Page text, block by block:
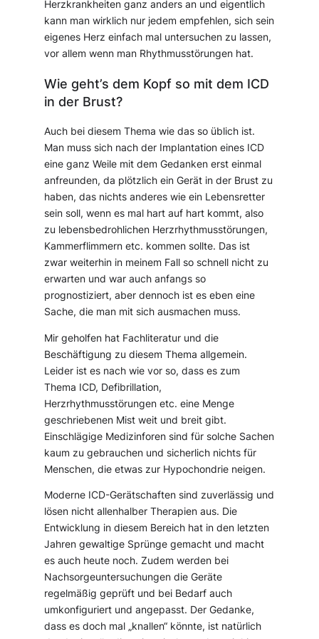
Herzkrankheiten ganz anders an und eigentlich
kann man wirklich nur jedem empfehlen, sich sein
eigenes Herz einfach mal untersuchen zu lassen,
vor allem wenn man Rhythmusstörungen hat.
Wie geht’s dem Kopf so mit dem ICD
in der Brust?
Auch bei diesem Thema wie das so üblich ist.
Man muss sich nach der Implantation eines ICD
eine ganz Weile mit dem Gedanken erst einmal
anfreunden, da plötzlich ein Gerät in der Brust zu
haben, das nichts anderes wie ein Lebensretter
sein soll, wenn es mal hart auf hart kommt, also
zu lebensbedrohlichen Herzrhythmusstörungen,
Kammerflimmern etc. kommen sollte. Das ist
zwar weiterhin in meinem Fall so schnell nicht zu
erwarten und war auch anfangs so
prognostiziert, aber dennoch ist es eben eine
Sache, die man mit sich ausmachen muss.
Mir geholfen hat Fachliteratur und die
Beschäftigung zu diesem Thema allgemein.
Leider ist es nach wie vor so, dass es zum
Thema ICD, Defibrillation,
Herzrhythmusstörungen etc. eine Menge
geschriebenen Mist weit und breit gibt.
Einschlägige Medizinforen sind für solche Sachen
kaum zu gebrauchen und sicherlich nichts für
Menschen, die etwas zur Hypochondrie neigen.
Moderne ICD-Gerätschaften sind zuverlässig und
lösen nicht allenhalber Therapien aus. Die
Entwicklung in diesem Bereich hat in den letzten
Jahren gewaltige Sprünge gemacht und macht
es auch heute noch. Zudem werden bei
Nachsorgeuntersuchungen die Geräte
regelmäßig geprüft und bei Bedarf auch
umkonfiguriert und angepasst. Der Gedanke,
dass es doch mal „knallen“ könnte, ist natürlich